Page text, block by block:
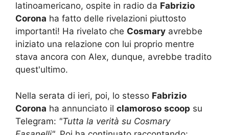
latinoamericano, ospite in radio da Fabrizio
Corona ha fatto delle rivelazioni piuttosto
importanti! Ha rivelato che Cosmary avrebbe
iniziato una relazione con lui proprio mentre
stava ancora con Alex, dunque, avrebbe tradito
quest'ultimo.
Nella serata di ieri, poi, lo stesso Fabrizio
Corona ha annunciato il clamoroso scoop su
Telegram: "Tutta la verità su Cosmary